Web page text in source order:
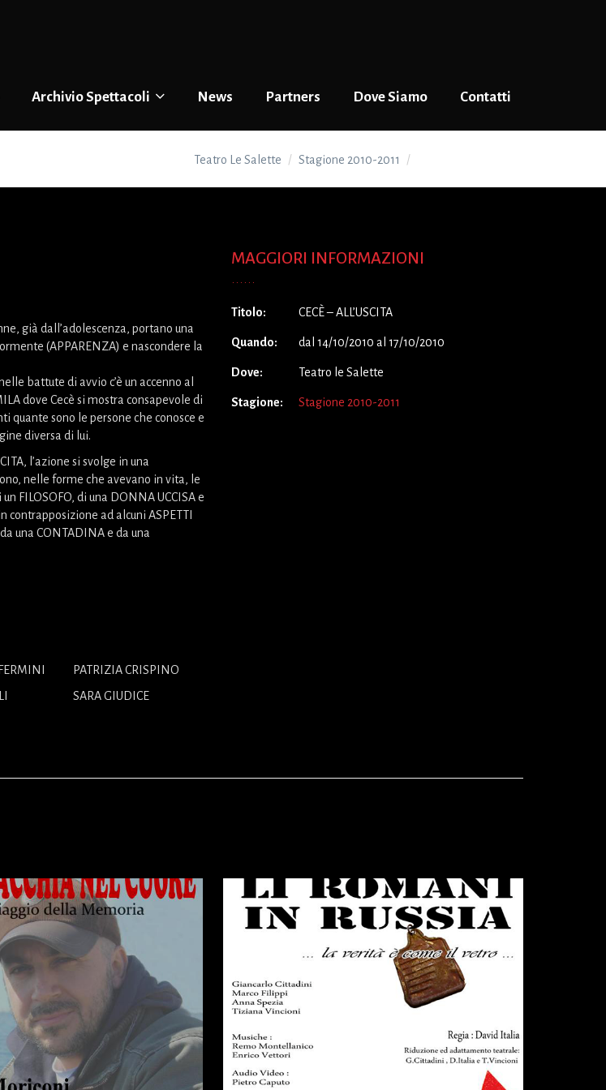
Archivio Spettacoli News Partners Dove Siamo Contatti
Teatro Le Salette Stagione 2010-2011
già dall’adolescenza, portano una
(APPARENZA) e nascondere la
battute di avvio c’è un accenno al
dove Cecè si mostra consapevole di
quante sono le persone che conosce e
diversa di lui.
l’azione si svolge in una
nelle forme che avevano in vita, le
FILOSOFO, di una DONNA UCCISA e
contrapposizione ad alcuni ASPETTI
una CONTADINA e da una
PATRIZIA CRISPINO
SARA GIUDICE
MAGGIORI INFORMAZIONI
Titolo: CECÈ – ALL’USCITA
Quando: dal 14/10/2010 al 17/10/2010
Dove: Teatro le Salette
Stagione: Stagione 2010-2011